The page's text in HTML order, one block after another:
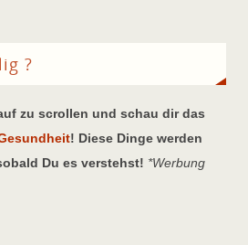
?
zu scrollen und schau dir das
! Diese Dinge werden
Du es verstehst! *Werbung